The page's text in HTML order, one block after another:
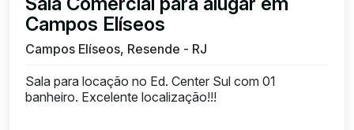
Campos Elíseos
Campos Elíseos, Resende - RJ
Sala para locação no Ed. Center Sul com 01
banheiro. Excelente localização!!!